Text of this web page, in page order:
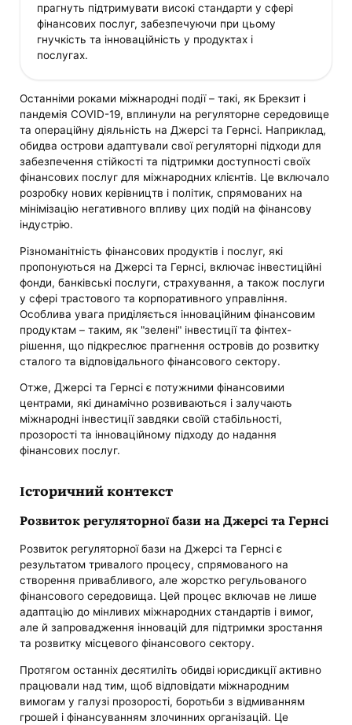
прагнуть підтримувати високі стандарти у сфері
фінансових послуг, забезпечуючи при цьому
гнучкість та інноваційність у продуктах і
послугах.
Останніми роками міжнародні події – такі, як Брекзит і
пандемія COVID-19, вплинули на регуляторне середовище
та операційну діяльність на Джерсі та Гернсі. Наприклад,
обидва острови адаптували свої регуляторні підходи для
забезпечення стійкості та підтримки доступності своїх
фінансових послуг для міжнародних клієнтів. Це включало
розробку нових керівництв і політик, спрямованих на
мінімізацію негативного впливу цих подій на фінансову
індустрію.
Різноманітність фінансових продуктів і послуг, які
пропонуються на Джерсі та Гернсі, включає інвестиційні
фонди, банківські послуги, страхування, а також послуги
у сфері трастового та корпоративного управління.
Особлива увага приділяється інноваційним фінансовим
продуктам – таким, як "зелені" інвестиції та фінтех-
рішення, що підкреслює прагнення островів до розвитку
сталого та відповідального фінансового сектору.
Отже, Джерсі та Гернсі є потужними фінансовими
центрами, які динамічно розвиваються і залучають
міжнародні інвестиції завдяки своїй стабільності,
прозорості та інноваційному підходу до надання
фінансових послуг.
Історичний контекст
Розвиток регуляторної бази на Джерсі та Гернсі
Розвиток регуляторної бази на Джерсі та Гернсі є
результатом тривалого процесу, спрямованого на
створення привабливого, але жорстко регульованого
фінансового середовища. Цей процес включав не лише
адаптацію до мінливих міжнародних стандартів і вимог,
але й запровадження інновацій для підтримки зростання
та розвитку місцевого фінансового сектору.
Протягом останніх десятиліть обидві юрисдикції активно
працювали над тим, щоб відповідати міжнародним
вимогам у галузі прозорості, боротьби з відмиванням
грошей і фінансуванням злочинних організацій. Це